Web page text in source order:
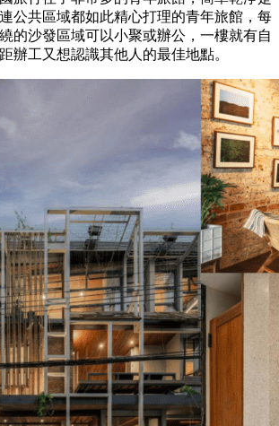
公共區域都如此精心打理的青年旅館，每
的沙發區域可以小聚或辦公，一樓就有自
辦工又想認識其他人的最佳地點。